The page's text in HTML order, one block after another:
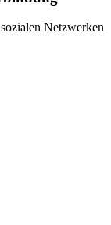
Netzwerken